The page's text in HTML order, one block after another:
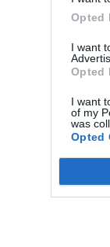
Opted
I want
Opted
I want
of my
was
Opted
τριπλούν